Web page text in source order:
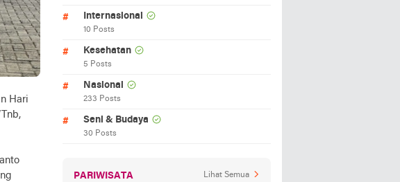
Hari
Internasional
10 Posts
Kesehatan
5 Posts
Nasional
233 Posts
Seni & Budaya
30 Posts
PARIWISATA Lihat Semua